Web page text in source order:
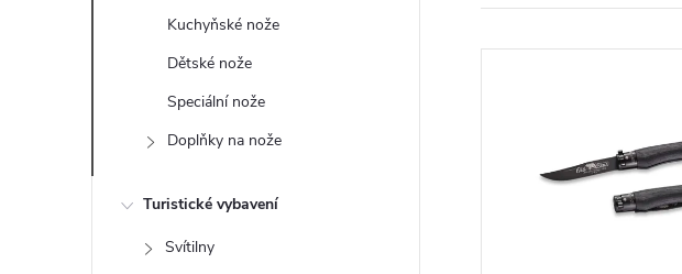
Kuchyňské nože
Dětské nože
Speciální nože
Doplňky na nože
Turistické vybavení
Svítilny